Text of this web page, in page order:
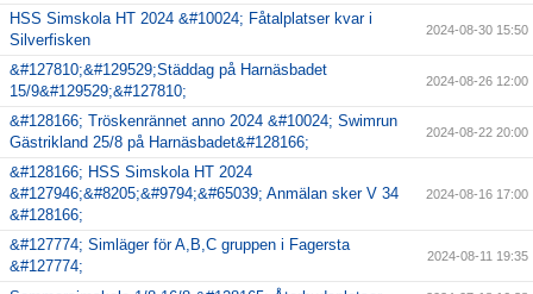
HSS Simskola HT 2024 &#10024; Fåtalplatser kvar i
Silverfisken
2024-08-30 15:50
&#127810;&#129529;Städdag på Harnäsbadet
15/9&#129529;&#127810;
2024-08-26 12:00
&#128166; Tröskenrännet anno 2024 &#10024; Swimrun
Gästrikland 25/8 på Harnäsbadet&#128166;
2024-08-22 20:00
&#128166; HSS Simskola HT 2024
&#127946;&#8205;&#9794;&#65039; Anmälan sker V 34
&#128166;
2024-08-16 17:00
&#127774; Simläger för A,B,C gruppen i Fagersta
&#127774;
2024-08-11 19:35